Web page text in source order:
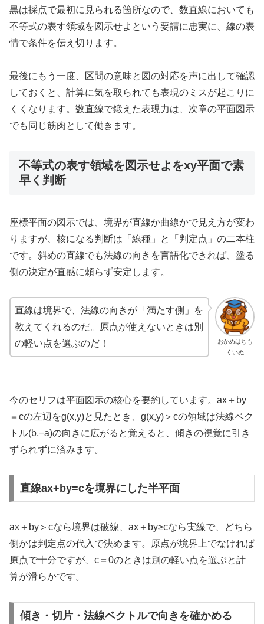
黒は採点で最初に見られる箇所なので、数直線においても
不等式の表す領域を図示せよという要請に忠実に、線の表
情で条件を伝え切ります。
最後にもう一度、区間の意味と図の対応を声に出して確認
しておくと、計算に気を取られても表現のミスが起こりに
くくなります。数直線で鍛えた表現力は、次章の平面図示
でも同じ筋肉として働きます。
不等式の表す領域を図示せよをxy平面で素
早く判断
座標平面の図示では、境界が直線か曲線かで見え方が変わ
りますが、核になる判断は「線種」と「判定点」の二本柱
です。斜めの直線でも法線の向きを言語化できれば、塗る
側の決定が直感に頼らず安定します。
おかめはちも
くいぬ
直線は境界で、法線の向きが「満たす側」を
教えてくれるのだ。原点が使えないときは別
の軽い点を選ぶのだ！
今のセリフは平面図示の核心を要約しています。ax＋by
＝cの左辺をg(x,y)と見たとき、g(x,y)＞cの領域は法線ベク
トル(b,−a)の向きに広がると覚えると、傾きの視覚に引き
ずられずに済みます。
直線ax+by=cを境界にした半平面
ax＋by＞cなら境界は破線、ax＋by≥cなら実線で、どちら
側かは判定点の代入で決めます。原点が境界上でなければ
原点で十分ですが、c＝0のときは別の軽い点を選ぶと計
算が滑らかです。
傾き・切片・法線ベクトルで向きを確かめる